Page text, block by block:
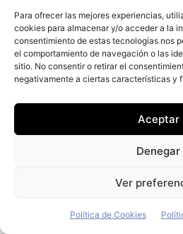
Para ofrecer las mejores experiencias,
cookies para almacenar y/o acceder a la
consentimiento de estas tecnologías nos
el comportamiento de navegación o las
sitio. No consentir o retirar el
negativamente a ciertas características y
Aceptar
Denegar
Ver
Política de Cookies
Arturo Jiménez
objetivo es comprar
19 de julio de 2026